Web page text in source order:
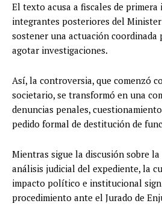
El texto acusa a fiscales de primera
integrantes posteriores del
sostener una actuación coordinada
agotar investigaciones.
Así, la controversia, que comenzó
societario, se transformó en una
denuncias penales,
pedido formal de destitución de
Mientras sigue la discusión sobre
análisis judicial del expediente, la
impacto político e institucional
procedimiento ante el Jurado de